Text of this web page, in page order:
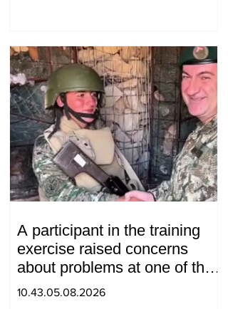
A participant in the training
exercise raised concerns
about problems at one of the
positions in Syunik. The Chief
10.43.05.08.2026